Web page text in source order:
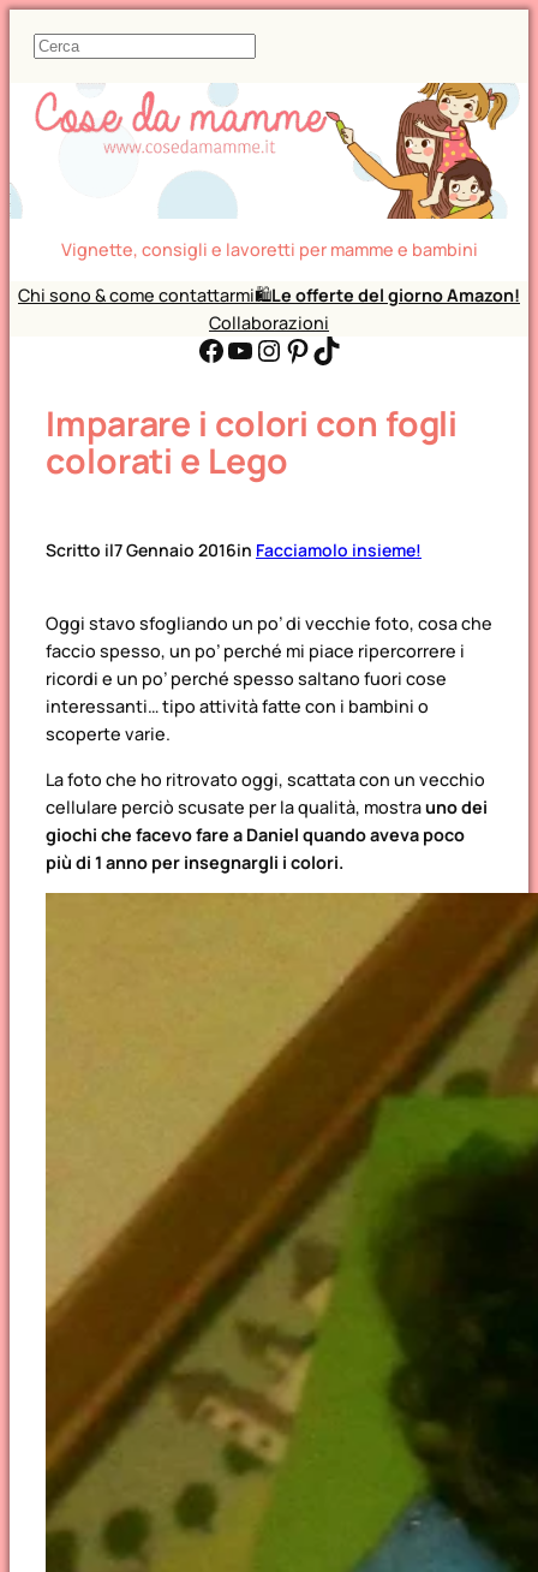
C
r
c
Vignette, consigli e lavoretti per mamme e bambini
Chi sono & come contattarmi🛍️Le offerte del giorno Amazon!
Collaborazioni
Facebook YouTube Instagram Pinterest TikTok
Imparare i colori con fogli
colorati e Lego
Scritto il7 Gennaio 2016in Facciamolo insieme!
Oggi stavo sfogliando un po’ di vecchie foto, cosa che
faccio spesso, un po’ perché mi piace ripercorrere i
ricordi e un po’ perché spesso saltano fuori cose
interessanti… tipo attività fatte con i bambini o
scoperte varie.
La foto che ho ritrovato oggi, scattata con un vecchio
cellulare perciò scusate per la qualità, mostrauno dei
giochi che facevo fare a Daniel quando aveva poco
più di 1 anno per insegnargli i colori.